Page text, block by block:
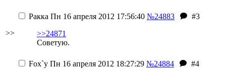
>>
Ракка Пн 16 апреля 2012 17:56:40 №24883
#3
>>24871
Советую.
Fox`у Пн 16 апреля 2012 18:27:29 №24884
#4